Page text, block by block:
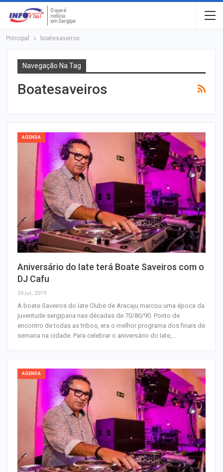
Principal boatesaveiros
Navegação Na Tag
Boatesaveiros
AGENDA
Aniversário do Iate terá Boate Saveiros com o
DJ Cafu
24 jul, 2019
A boate Saveiros do Iate Clube de Aracaju marcou uma época da
juventude sergipana nas décadas de 70/80/90. Ponto de
encontro de todas as tribos, era o melhor programa dos finais de
semana na cidade. Para celebrar o aniversário do Iate,…
AGENDA